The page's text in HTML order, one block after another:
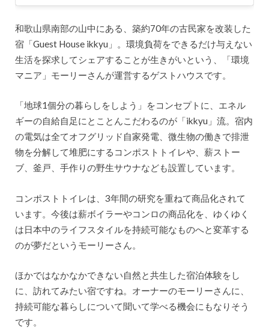
和歌山県南部の山中にある、築約70年の古民家を改装した
宿「Guest House ikkyu」。環境負荷をできるだけ与えない
生活を探求してシェアすることが生きがいという、「環境
マニア」モーリーさんが運営するゲストハウスです。
「地球1個分の暮らしをしよう」をコンセプトに、エネル
ギーの自給自足にとことんこだわるのが「ikkyu」流。宿内
の電気は全てオフグリッド自家発電、微生物の働きで排泄
物を分解して堆肥にするコンポストトイレや、薪ストー
ブ、釜戸、手作りの野生サウナなども設置しています。
コンポストトイレは、3年間の研究を重ねて商品化されて
います。今後は薪ボイラーやコンロの商品化を、ゆくゆく
は日本中のライフスタイルを持続可能なものへと変革する
のが夢だというモーリーさん。
ほかではなかなかできない自然と共生した宿泊体験をし
に、訪れてみたい宿ですね。オーナーのモーリーさんに、
持続可能な暮らしについて聞いて学べる機会にもなりそう
です。